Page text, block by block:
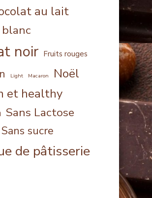
au lait
noir Fruits rouges
Light Macaron Noël
et healthy
Sans Lactose
Sans sucre
de pâtisserie